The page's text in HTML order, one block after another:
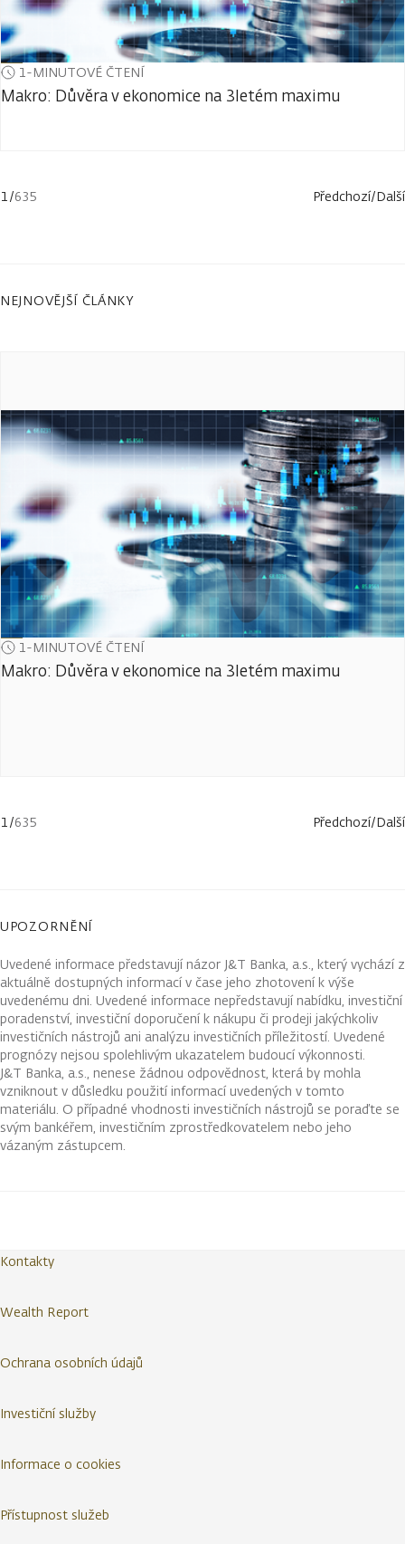
1-MINUTOVÉ ČTENÍ
Makro: Důvěra v ekonomice na 3letém maximu
1/635 Předchozí/Další
NEJNOVĚJŠÍ ČLÁNKY
1-MINUTOVÉ ČTENÍ
Makro: Důvěra v ekonomice na 3letém maximu
1/635 Předchozí/Další
UPOZORNĚNÍ
Uvedené informace představují názor J&T Banka, a.s., který vychází z
aktuálně dostupných informací v čase jeho zhotovení k výše
uvedenému dni. Uvedené informace nepředstavují nabídku, investiční
poradenství, investiční doporučení k nákupu či prodeji jakýchkoliv
investičních nástrojů ani analýzu investičních příležitostí. Uvedené
prognózy nejsou spolehlivým ukazatelem budoucí výkonnosti.
J&T Banka, a.s., nenese žádnou odpovědnost, která by mohla
vzniknout v důsledku použití informací uvedených v tomto
materiálu. O případné vhodnosti investičních nástrojů se poraďte se
svým bankéřem, investičním zprostředkovatelem nebo jeho
vázaným zástupcem.
Kontakty
Wealth Report
Ochrana osobních údajů
Investiční služby
Informace o cookies
Přístupnost služeb